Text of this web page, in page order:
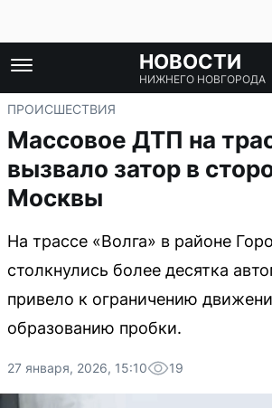
НОВОСТИ
НИЖНЕГО НОВГОРОДА
ПРОИСШЕСТВИЯ
Массовое ДТП на
вызвало затор в
Москвы
На трассе «Волга» в районе
столкнулись более десятка
привело к ограничению
образованию пробки.
27 января, 2026, 15:10 19